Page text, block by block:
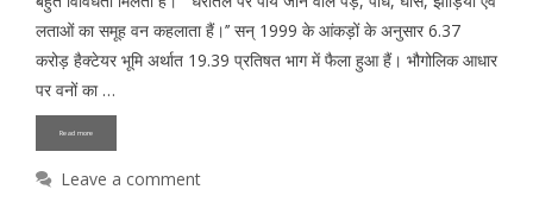
लताओं का समूह वन कहलाता हैं।’’ सन् 1999 के आंकड़ों के अनुसार 6.37
करोड़ हैक्टेयर भूमि अर्थात 19.39 प्रतिषत भाग में फैला हुआ हैं। भौगोलिक आधार
पर वनों का …
Read more
Leave a comment